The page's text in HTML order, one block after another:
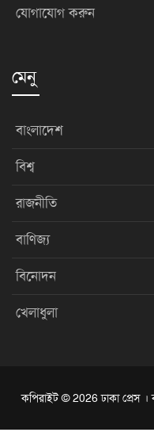
যোগাযোগ করুন
মেনু
বাংলাদেশ
বিশ্ব
রাজনীতি
বাণিজ্য
বিনোদন
খেলাধুলা
কপিরাইট © 2026 ঢাকা প্রেস ।